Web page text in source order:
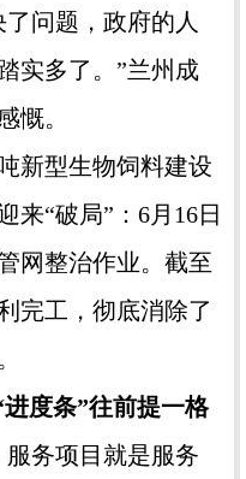
问题，政府的人
实多了。”兰州成
慨。
型生物饲料建设
来“破局”：6月16日
网整治作业。截至
完工，彻底消除了
度条”往前提一格
务项目就是服务